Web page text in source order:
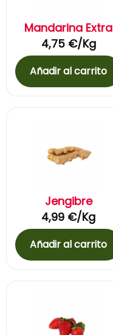
Mandarina Extra
4,75 €/Kg
Añadir al carrito
Jengibre
4,99 €/Kg
Añadir al carrito